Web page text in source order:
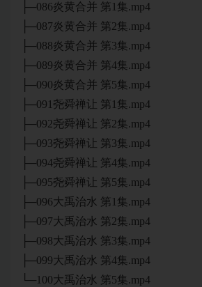
├─086炎黄合并 第1集.mp4
├─087炎黄合并 第2集.mp4
├─088炎黄合并 第3集.mp4
├─089炎黄合并 第4集.mp4
├─090炎黄合并 第5集.mp4
├─091尧舜禅让 第1集.mp4
├─092尧舜禅让 第2集.mp4
├─093尧舜禅让 第3集.mp4
├─094尧舜禅让 第4集.mp4
├─095尧舜禅让 第5集.mp4
├─096大禹治水 第1集.mp4
├─097大禹治水 第2集.mp4
├─098大禹治水 第3集.mp4
├─099大禹治水 第4集.mp4
└─100大禹治水 第5集.mp4